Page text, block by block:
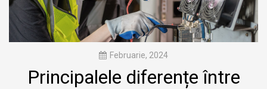
Februarie, 2024
Principalele diferențe între